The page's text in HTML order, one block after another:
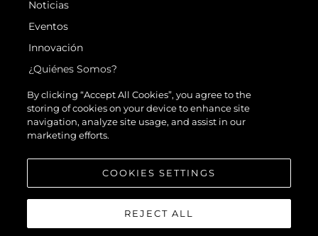
Noticias
Eventos
Innovación
¿Quiénes Somos?
El Equipo
Estilo De Vida
Historia
By clicking “Accept All Cookies”, you agree to the
storing of cookies on your device to enhance site
navigation, analyze site usage, and assist in our
marketing efforts.
COOKIES SETTINGS
REJECT ALL